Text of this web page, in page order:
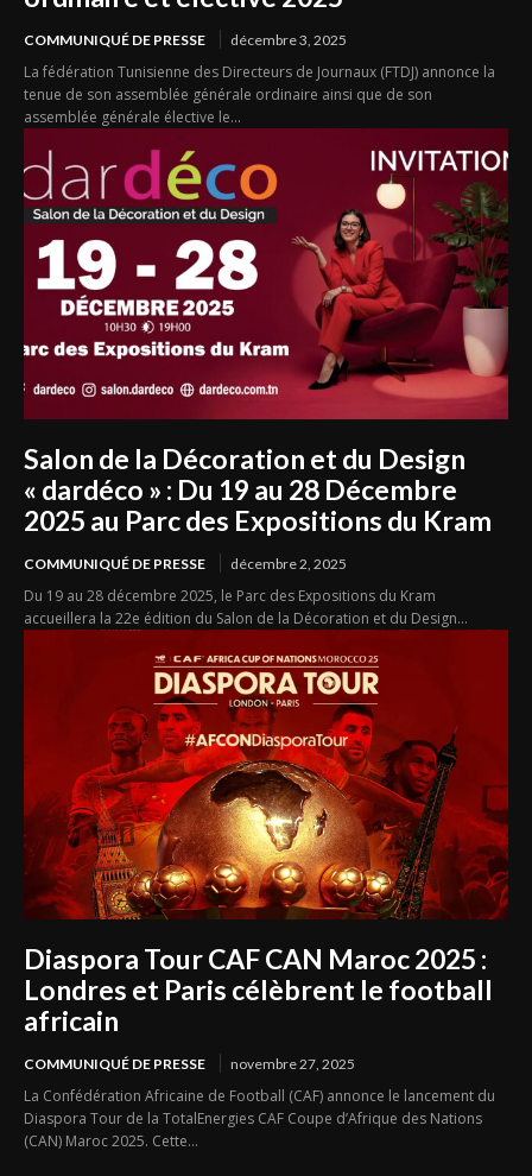
COMMUNIQUÉ DE PRESSE décembre 3, 2025
La fédération Tunisienne des Directeurs de Journaux (FTDJ) annonce la
tenue de son assemblée générale ordinaire ainsi que de son
assemblée générale élective le...
Salon de la Décoration et du Design
« dardéco » : Du 19 au 28 Décembre
2025 au Parc des Expositions du Kram
COMMUNIQUÉ DE PRESSE décembre 2, 2025
Du 19 au 28 décembre 2025, le Parc des Expositions du Kram
accueillera la 22e édition du Salon de la Décoration et du Design...
Diaspora Tour CAF CAN Maroc 2025 :
Londres et Paris célèbrent le football
africain
COMMUNIQUÉ DE PRESSE novembre 27, 2025
La Confédération Africaine de Football (CAF) annonce le lancement du
Diaspora Tour de la TotalEnergies CAF Coupe d’Afrique des Nations
(CAN) Maroc 2025. Cette...